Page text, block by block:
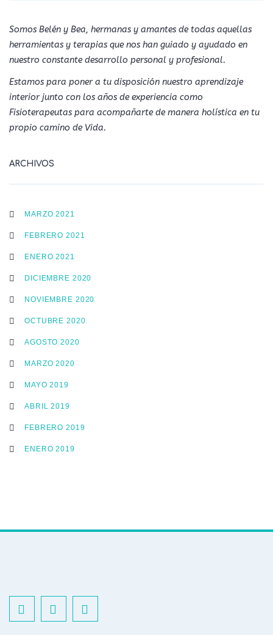
Somos Belén y Bea, hermanas y amantes de todas aquellas
herramientas y terapias que nos han guiado y ayudado en
nuestro constante desarrollo personal y profesional.
Estamos para poner a tu disposición nuestro aprendizaje
interior junto con los años de experiencia como
Fisioterapeutas para acompañarte de manera holística en tu
propio camino de Vida.
ARCHIVOS
MARZO 2021
FEBRERO 2021
ENERO 2021
DICIEMBRE 2020
NOVIEMBRE 2020
OCTUBRE 2020
AGOSTO 2020
MARZO 2020
MAYO 2019
ABRIL 2019
FEBRERO 2019
ENERO 2019